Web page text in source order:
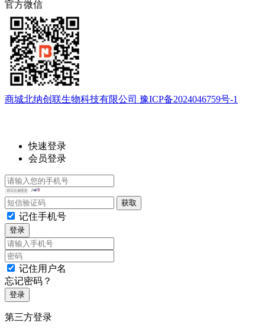
官方微信
商城北纳创联生物科技有限公司 豫ICP备2024046759号-1
快速登录
会员登录
记住手机号
登录
记住用户名
忘记密码？
登录
第三方登录